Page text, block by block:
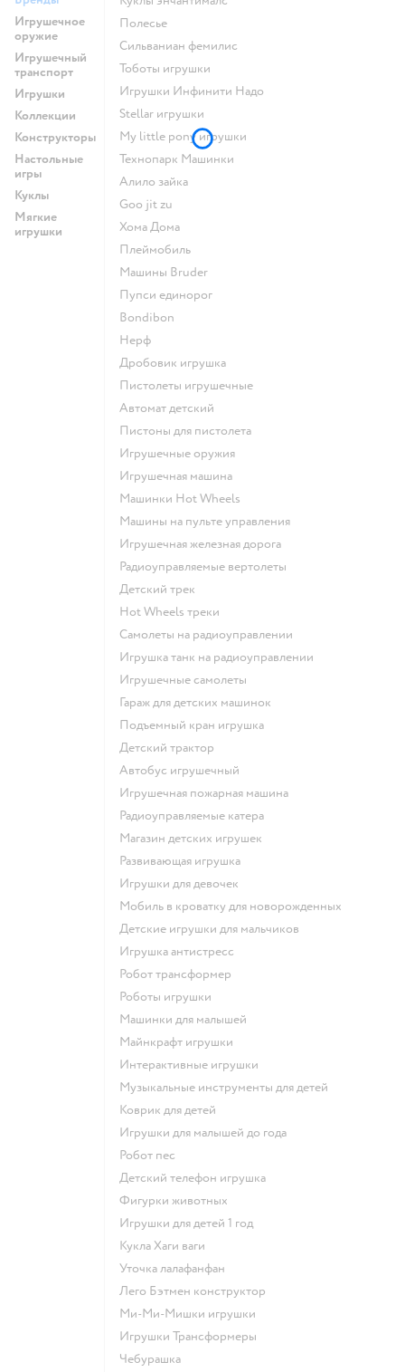
Игрушечное
оружие
Игрушечный
транспорт
Игрушки
Коллекции
Конструкторы
Настольные
игры
Куклы
Мягкие
игрушки
Полесье
Сильваниан фемилис
Тоботы игрушки
Игрушки Инфинити Надо
Stellar игрушки
my little pony игрушки
Технопарк Машинки
Алило зайка
Goo jit zu
Хома Дома
Плеймобиль
Машины Bruder
Пупси единорог
Bondibon
Нерф
Дробовик игрушка
Пистолеты игрушечные
Автомат детский
Пистоны для пистолета
Игрушечные оружия
Игрушечная машина
Машинки Hot Wheels
Машины на пульте управления
Игрушечная железная дорога
Радиоуправляемые вертолеты
Детский трек
Hot Wheels треки
Самолеты на радиоуправлении
Игрушка танк на радиоуправлении
Игрушечные самолеты
Гараж для детских машинок
Подъемный кран игрушка
Детский трактор
Автобус игрушечный
Игрушечная пожарная машина
Радиоуправляемые катера
Магазин детских игрушек
Развивающая игрушка
Игрушки для девочек
Мобиль в кроватку для новорожденных
Детские игрушки для мальчиков
Игрушка антистресс
Робот трансформер
Роботы игрушки
Машинки для малышей
Майнкрафт игрушки
Интерактивные игрушки
Музыкальные инструменты для детей
Коврик для детей
Игрушки для малышей до года
Робот пес
Детский телефон игрушка
Фигурки животных
Игрушки для детей 1 год
Кукла Хаги ваги
Уточка лалафанфан
Лего Бэтмен конструктор
Ми-Ми-Мишки игрушки
Игрушки Трансформеры
Чебурашка